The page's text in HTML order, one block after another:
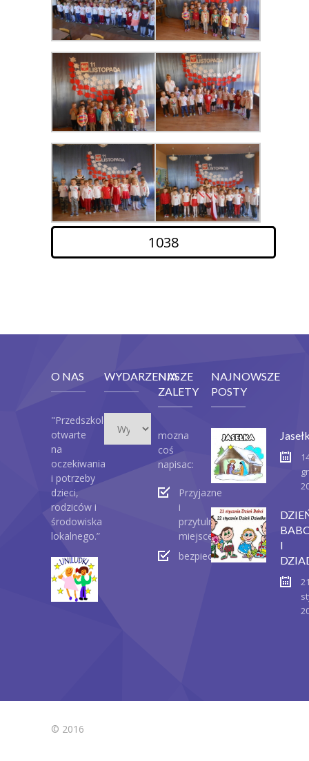
1038
O NAS
"Przedszkole
otwarte
na
oczekiwania
i potrzeby
dzieci,
rodziców i
środowiska
lokalnego.”
WYDARZENIA
NASZE
ZALETY
mozna
coś
napisac:
Przyjazne
i
przytulne
miejsce
bezpieczeństwo
NAJNOWSZE
POSTY
I
© 2016